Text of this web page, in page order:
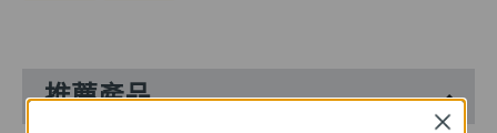
推薦產品
Close